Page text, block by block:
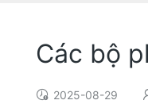
Các bộ
2025-08-29